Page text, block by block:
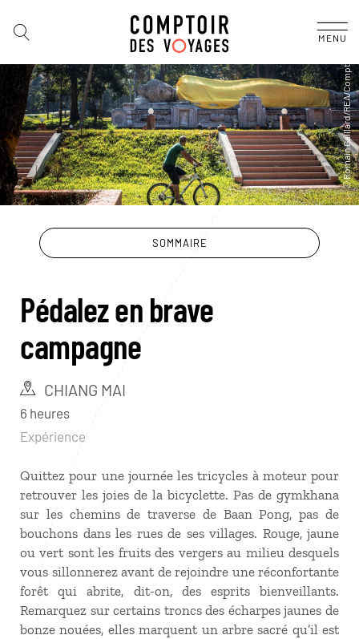
MENU
SOMMAIRE
Pédalez en brave
campagne
CHIANG MAI
6 heures
Expérience
Quittez pour une journée les tricycles à moteur pour
retrouver les joies de la bicyclette. Pas de gymkhana
sur les chemins de traverse de Baan Pong, pas de
bouchons dans les rues de ses villages. Rouge, jaune
ou vert sont les fruits des vergers au milieu desquels
vous sillonnerez avant de rejoindre une réconfortante
forêt qui abrite, dit-on, des esprits bienveillants.
Remarquez sur certains troncs des écharpes jaunes de
bonze nouées, elles marquent un arbre sacré qu’il est